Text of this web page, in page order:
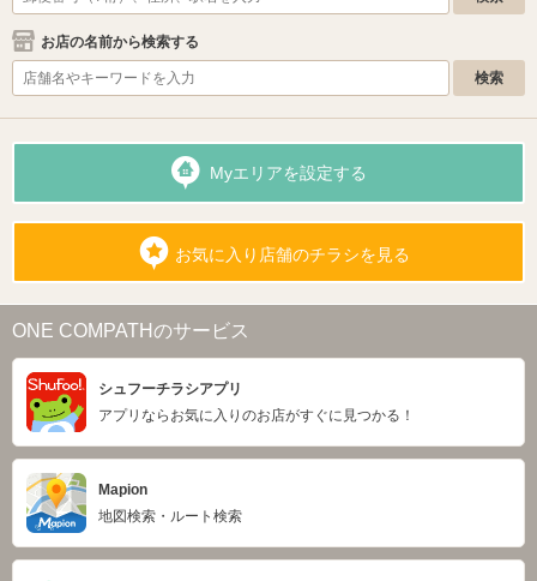
お店の名前から検索する
Myエリアを設定する
お気に入り店舗のチラシを見る
ONE COMPATHのサービス
シュフーチラシアプリ
アプリならお気に入りのお店がすぐに見つかる！
Mapion
地図検索・ルート検索